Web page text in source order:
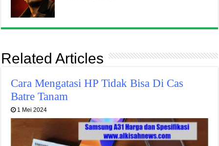
Related Articles
Cara Mengatasi HP Tidak Bisa Di Cas
Batre Tanam
1 Mei 2024